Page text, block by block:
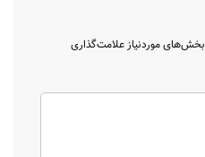
بخش‌های موردنیاز علامت‌گذاری